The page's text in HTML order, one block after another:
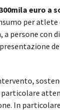
euro a
per
persone con
In